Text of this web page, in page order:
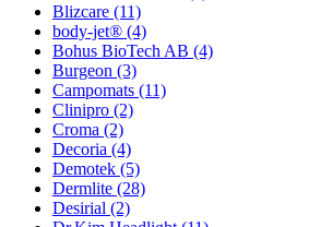
Blizcare (11)
body-jet® (4)
Bohus BioTech AB (4)
Burgeon (3)
Campomats (11)
Clinipro (2)
Croma (2)
Decoria (4)
Demotek (5)
Dermlite (28)
Desirial (2)